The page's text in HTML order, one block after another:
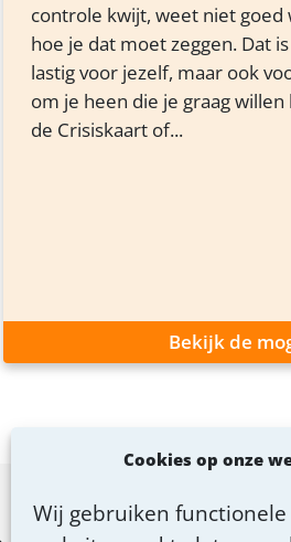
Cookies op onze
Wij gebruiken functionele
controle kwijt, weet niet goed
hoe je dat moet zeggen. Dat
lastig voor jezelf, maar ook
om je heen die je graag
de Crisiskaart of...
Bekijk de